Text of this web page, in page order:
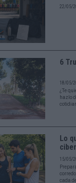
22/05/
6
18/05/
¿Te
hazlo
Lo
15/05/
cada